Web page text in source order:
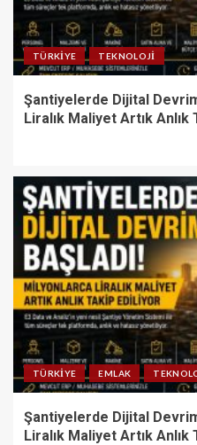
TÜRKIYE TEKNOLOJI
Şantiyelerde Dijital
Liralık Maliyet Artık Anlık
TÜRKIYE EMLAK
Şantiyelerde Dijital
Liralık Maliyet Artık Anlık